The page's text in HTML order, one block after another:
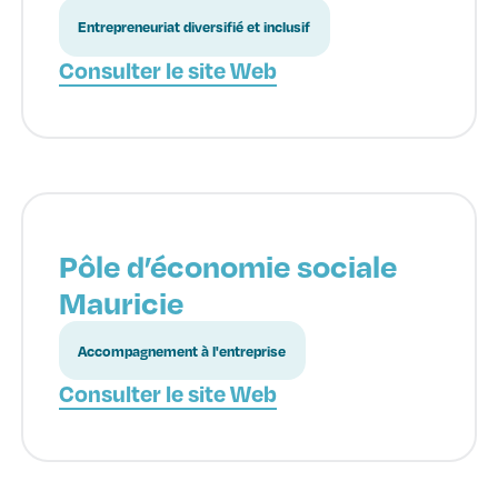
Entrepreneuriat diversifié et inclusif
Consulter le site Web
Pôle d’économie sociale
Mauricie
Accompagnement à l'entreprise
Consulter le site Web